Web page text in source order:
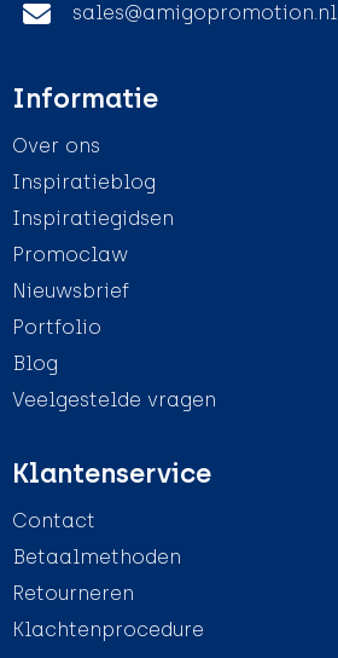
sales@amigopromotion.nl
Informatie
Over ons
Inspiratieblog
Inspiratiegidsen
Promoclaw
Nieuwsbrief
Portfolio
Blog
Veelgestelde vragen
Klantenservice
Contact
Betaalmethoden
Retourneren
Klachtenprocedure